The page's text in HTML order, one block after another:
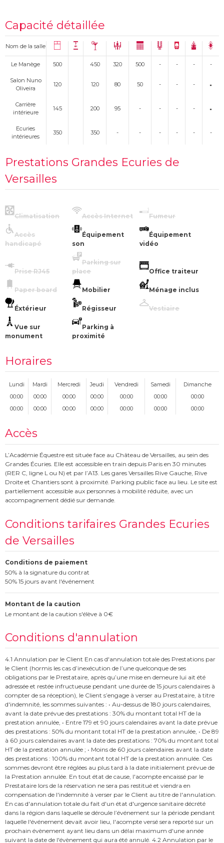
Capacité détaillée
Nom de la salle
Le Manège 500 450 320 500 - - - -
Salon Nuno
Oliveira
120 120 80 50 - - -
Carrière
intérieure
145 200 95 - - - -
Ecuries
intérieures
350 350 - - - - - -
Prestations Grandes Ecuries de
Versailles
Climatisation Accès Internet Fumeur
Accès
handicapé
Équipement
son
Équipement
vidéo
Prise RJ45
Parking sur
place
Office traiteur
Paper board Mobilier Ménage inclus
Éxtérieur Régisseur Vestiaire
Vue sur
monument
Parking à
proximité
Horaires
Lundi Mardi Mercredi Jeudi Vendredi Samedi
Dimanche
00:00
00:00 00:00 00:00 00:00 00:00
00:00
00:00
00:00 00:00 00:00 00:00 00:00 00:00
Accès
L’Académie Équestre est située face au Château de Versailles, au sein des
Grandes Écuries. Elle est accessible en train depuis Paris en 30 minutes
(RER C, ligne L ou N) et par l’A13. Les gares Versailles Rive Gauche, Rive
Droite et Chantiers sont à proximité. Parking public face au lieu. Le site est
partiellement accessible aux personnes à mobilité réduite, avec un
accompagnement dédié sur demande.
Conditions tarifaires Grandes Ecuries
de Versailles
Conditions de paiement
50% à la signature du contrat
50% 15 jours avant l'événement
Montant de la caution
Le montant de la caution s'élève à 0€
Conditions d'annulation
4.1 Annulation par le Client En cas d'annulation totale des Prestations par
le Client (hormis les cas d’inexécution de l’une quelconque de ses
obligations par le Prestataire, après qu’une mise en demeure lui ait été
adressée et restée infructueuse pendant une durée de 15 jours calendaires à
compter de sa réception), le Client s’engage à verser au Prestataire, à titre
d'indemnité, les sommes suivantes : • Au-dessus de 180 jours calendaires,
avant la date prévue des prestations : 30% du montant total HT de la
prestation annulée, • Entre 179 et 90 jours calendaires avant la date prévue
des prestations : 50% du montant total HT de la prestation annulée, • De 89
à 60 jours calendaires avant la date des prestations : 70% du montant total
HT de la prestation annulée ; • Moins de 60 jours calendaires avant la date
des prestations : 100% du montant total HT de la prestation annulée. Ces
sommes devront être réglées au plus tard à la date initialement prévue de
la Prestation annulée. En tout état de cause, l'acompte encaissé par le
Prestataire lors de la réservation ne sera pas restitué et viendra en
compensation de l'indemnité à verser par le Client au titre de l'annulation.
En cas d'annulation totale du fait d'un état d'urgence sanitaire décrété
dans la région dans laquelle se déroule l’événement sur la période pendant
laquelle l'événement devait avoir lieu, l'acompte versé sera reporté sur un
prochain évènement ayant lieu dans un délai maximum d'une année
suivant la date de l'évènement qui aura été annulé. 4.2 Annulation par le